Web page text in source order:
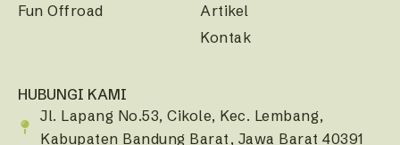
Fun Offroad
Artikel
Kontak
HUBUNGI KAMI
Jl. Lapang No.53, Cikole, Kec. Lembang,
Kabupaten Bandung Barat, Jawa Barat 40391